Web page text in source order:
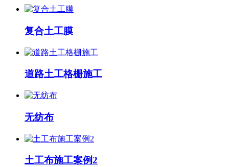
复合土工膜
道路土工格栅施工
无纺布
土工布施工案例2